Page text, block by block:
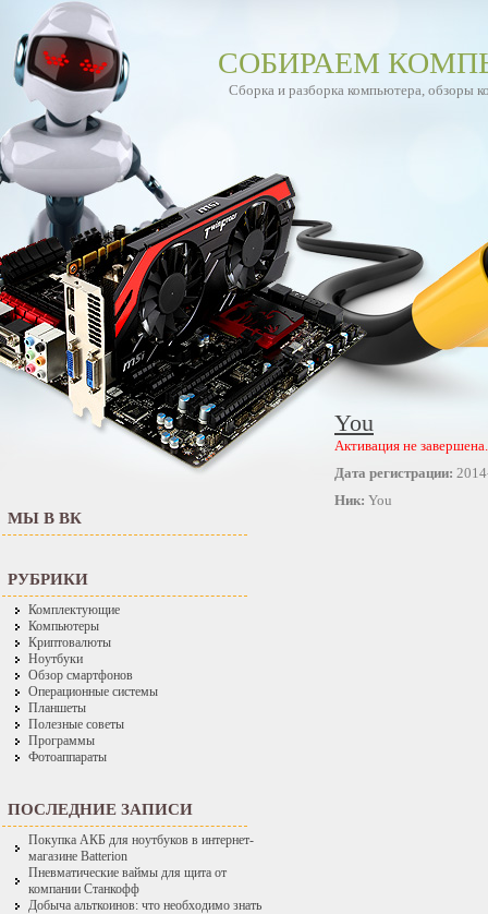
СОБИРАЕМ
Сборка и разборка компьютера, обзоры
МЫ В ВК
РУБРИКИ
Комплектующие
Компьютеры
Криптовалюты
Ноутбуки
Обзор смартфонов
Операционные системы
Планшеты
Полезные советы
Программы
Фотоаппараты
ПОСЛЕДНИЕ ЗАПИСИ
Покупка АКБ для ноутбуков в интернет-
магазине Batterion
Пневматические ваймы для щита от
компании Станкофф
Добыча альткоинов: что необходимо знать
You
Активация не завершена.
Дата регистрации:
Ник: You